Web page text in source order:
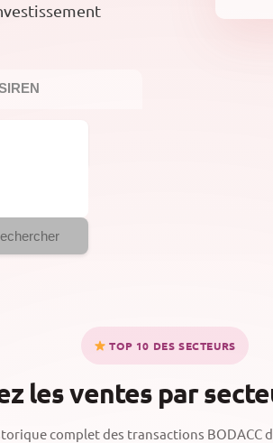
TOP 10 DES SECTEURS
les ventes par
complet des transactions BODACC